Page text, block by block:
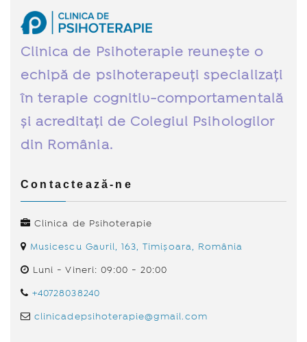
Clinica de Psihoterapie reunește o
echipă de psihoterapeuți specializați
în terapie cognitiv-comportamentală
și acreditați de Colegiul Psihologilor
din România.
Contactează-ne
Clinica de Psihoterapie
Musicescu Gavril, 163, Timișoara, România
Luni - Vineri: 09:00 - 20:00
+40728038240
clinicadepsihoterapie@gmail.com